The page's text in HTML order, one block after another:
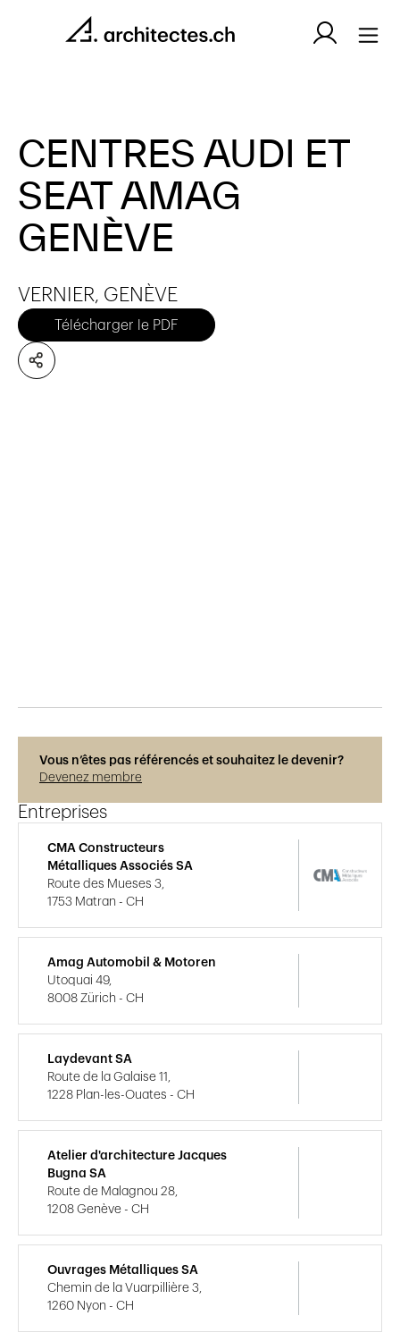
CENTRES AUDI ET
SEAT AMAG
GENÈVE
VERNIER, GENÈVE
Télécharger le PDF
Vous n’êtes pas référencés et souhaitez le devenir?
Devenez membre
Entreprises
CMA Constructeurs
Métalliques Associés SA
Route des Mueses 3,
1753 Matran - CH
Amag Automobil & Motoren
Utoquai 49,
8008 Zürich - CH
Laydevant SA
Route de la Galaise 11,
1228 Plan-les-Ouates - CH
Atelier d'architecture Jacques
Bugna SA
Route de Malagnou 28,
1208 Genève - CH
Ouvrages Métalliques SA
Chemin de la Vuarpillière 3,
1260 Nyon - CH